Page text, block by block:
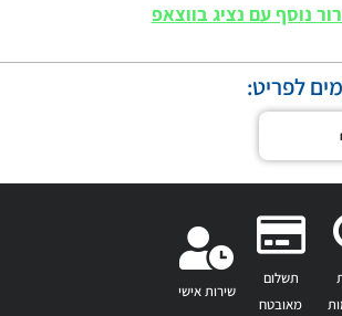
נוסף עם נציג בווצאפ
לפריט:
תשלום
מאובטח
שירות אישי